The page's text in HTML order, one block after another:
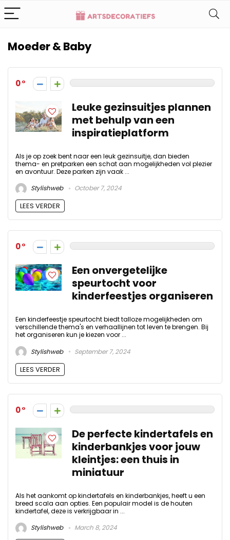
Moeder & Baby
0
Leuke gezinsuitjes plannen
met behulp van een
inspiratieplatform
Als je op zoek bent naar een leuk gezinsuitje, dan bieden
thema- en pretparken een schat aan mogelijkheden vol plezier
en avontuur. Deze parken zijn vaak ...
Stylishweb
October 7, 2024
LEES VERDER
0
Een onvergetelijke
speurtocht voor
kinderfeestjes organiseren
Een kinderfeestje speurtocht biedt talloze mogelijkheden om
verschillende thema's en verhaallijnen tot leven te brengen. Bij
het organiseren kun je kiezen voor ...
Stylishweb
September 7, 2024
LEES VERDER
0
De perfecte kindertafels en
kinderbankjes voor jouw
kleintjes: een thuis in
miniatuur
Als het aankomt op kindertafels en kinderbankjes, heeft u een
breed scala aan opties. Een populair model is de houten
kindertafel, deze is verkrijgbaar in ...
Stylishweb
March 8, 2024